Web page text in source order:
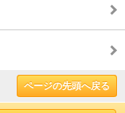
ページの先頭へ戻る